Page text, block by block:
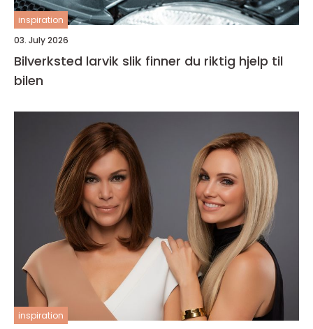
inspiration
03. July 2026
Bilverksted larvik slik finner du riktig hjelp til
bilen
inspiration